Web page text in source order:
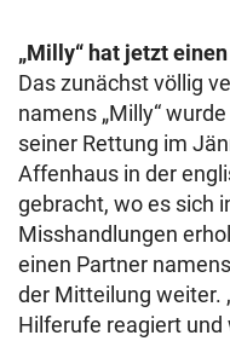
„Milly“ hat jetzt
Das zunächst völlig
namens „Milly“
seiner Rettung im
Affenhaus in der
gebracht, wo es sich
Misshandlungen
einen Partner
der Mitteilung weiter.
Hilferufe reagiert und